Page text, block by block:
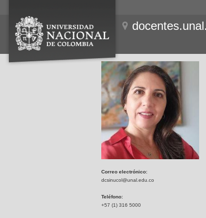
Correo electrónico:
dcsinucol@unal.edu.co
Teléfono:
+57 (1) 316 5000